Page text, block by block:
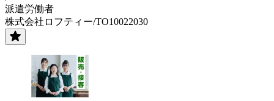
派遣労働者
株式会社ロフティー/TO10022030